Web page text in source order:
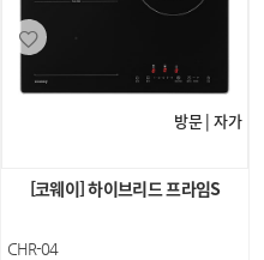
방문 | 자가
[코웨이] 하이브리드 프라임S
CHR-04